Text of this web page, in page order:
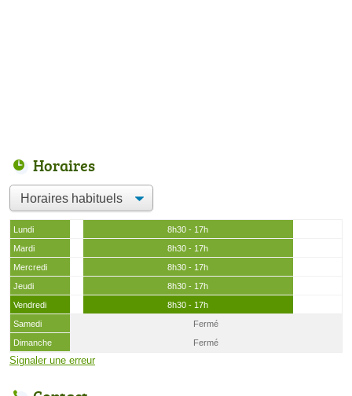
Horaires
Lundi
8h30 - 17h
Mardi
8h30 - 17h
Mercredi
8h30 - 17h
Jeudi
8h30 - 17h
Vendredi
8h30 - 17h
Samedi
Fermé
Dimanche
Fermé
Signaler une erreur